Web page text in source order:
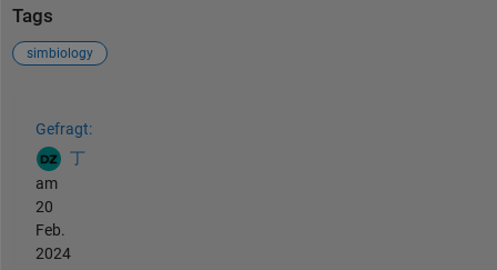
Tags
simbiology
Gefragt:
丁
am
20
Feb.
2024